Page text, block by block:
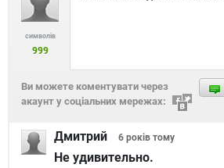
символів
999
Ви можете коментувати через
акаунт у соціальних мережах:
Дмитрий 6 років тому
Не удивительно.